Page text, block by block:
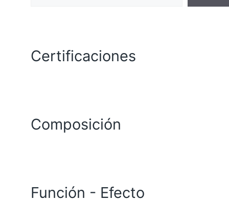
Certificaciones
Composición
Función - Efecto